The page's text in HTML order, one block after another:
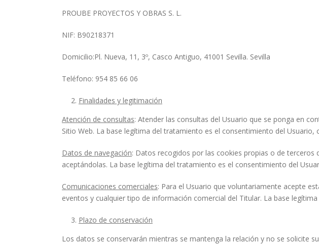
PROUBE PROYECTOS Y OBRAS S. L.
NIF: B90218371
Domicilio:Pl. Nueva, 11, 3º, Casco Antiguo, 41001 Sevilla. Sevilla
Teléfono: 954 85 66 06
Finalidades y legitimación
Atención de consultas: Atender las consultas del Usuario que se ponga en
Sitio Web. La base legítima del tratamiento es el consentimiento del Usuario,
Datos de navegación: Datos recogidos por las cookies propias o de
aceptándolas. La base legítima del tratamiento es el consentimiento del
Comunicaciones comerciales: Para el Usuario que voluntariamente acepte
eventos y cualquier tipo de información comercial del Titular. La base
Plazo de conservación
Los datos se conservarán mientras se mantenga la relación y no se solicite